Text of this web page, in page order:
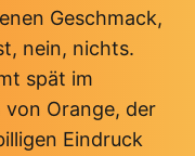
Geschmack,
nein, nichts.
spät im
von Orange, der
Eindruck